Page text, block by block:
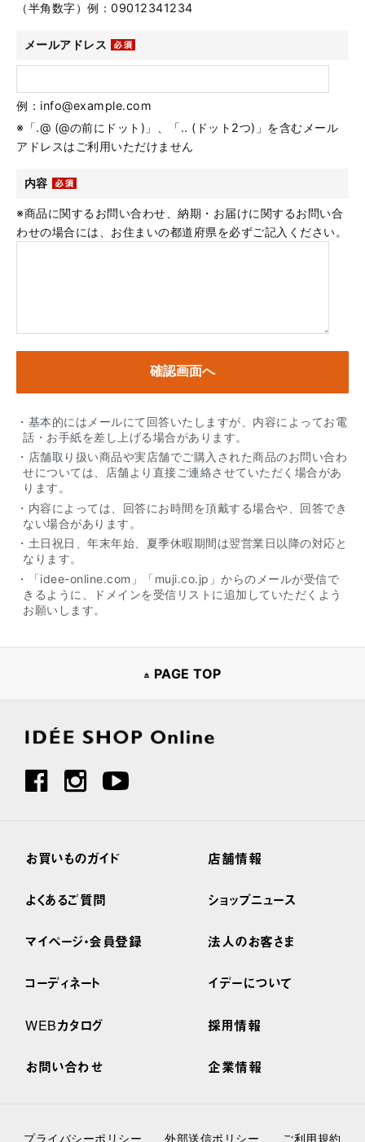
（半角数字）例：09012341234
メールアドレス
例：info@example.com
※「.@ (@の前にドット)」、「.. (ドット2つ)」を含むメール
アドレスはご利用いただけません
内容
※商品に関するお問い合わせ、納期・お届けに関するお問い合
わせの場合には、お住まいの都道府県を必ずご記入ください。
・基本的にはメールにて回答いたしますが、内容によってお電
話・お手紙を差し上げる場合があります。
・店舗取り扱い商品や実店舗でご購入された商品のお問い合わ
せについては、店舗より直接ご連絡させていただく場合があ
ります。
・内容によっては、回答にお時間を頂戴する場合や、回答でき
ない場合があります。
・土日祝日、年末年始、夏季休暇期間は翌営業日以降の対応と
なります。
・「idee-online.com」「muji.co.jp」からのメールが受信で
きるように、ドメインを受信リストに追加していただくよう
お願いします。
PAGE TOP
お買いものガイド
よくあるご質問
マイページ・会員登録
コーディネート
WEBカタログ
お問い合わせ
店舗情報
ショップニュース
法人のお客さま
イデーについて
採用情報
企業情報
プライバシーポリシー 外部送信ポリシー ご利用規約